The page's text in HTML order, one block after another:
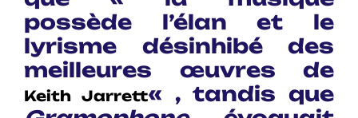
possède l’élan et le
lyrisme désinhibé des
meilleures œuvres de
Keith Jarrett« , tandis que